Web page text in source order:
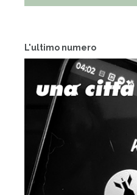
L'ultimo numero